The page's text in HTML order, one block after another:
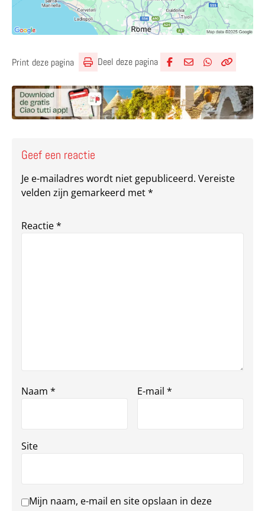
Print deze pagina Deel deze pagina
Geef een reactie
Je e-mailadres wordt niet gepubliceerd. Vereiste
velden zijn gemarkeerd met*
Reactie*
Naam * E-mail *
Site
Mijn naam, e-mail en site opslaan in deze